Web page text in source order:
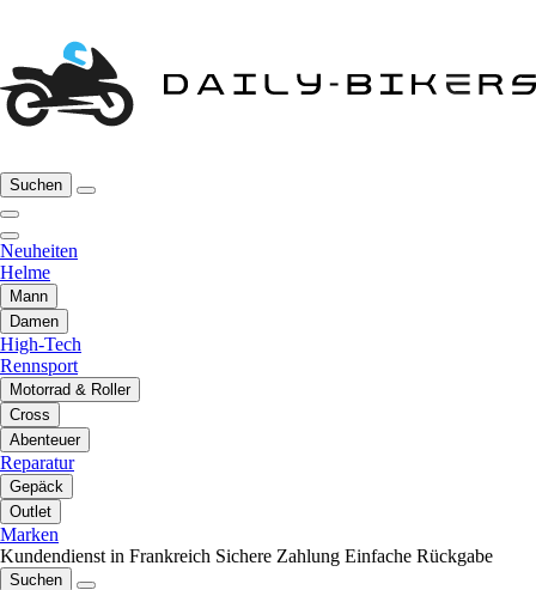
Suchen
Neuheiten
Helme
Mann
Damen
High-Tech
Rennsport
Motorrad & Roller
Cross
Abenteuer
Reparatur
Gepäck
Outlet
Marken
Kundendienst in Frankreich Sichere Zahlung Einfache Rückgabe
Suchen